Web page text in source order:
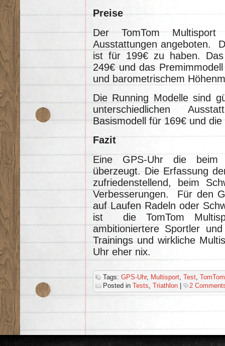
Preise
Der TomTom
Ausstattungen angeboten.
ist für 199€ zu haben.
249€ und das
und barometrischem
Die Running Modelle sind
unterschiedlichen
Basismodell für 169€ und
Fazit
Eine GPS-Uhr die
überzeugt. Die Erfassung
zufriedenstellend, beim
Verbesserungen. Für den
auf Laufen Radeln oder
ist die TomTom
ambitioniertere Sportler
Trainings und wirkliche
Uhr eher nix.
Tags: GPS-Uhr, Multisport Test TomTom
Posted in Tests Triathlon 2